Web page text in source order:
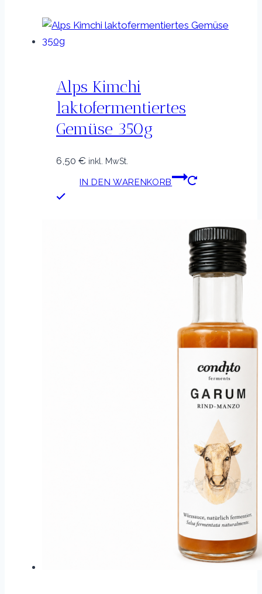
Alps Kimchi
laktofermentiertes
Gemüse 350g
6,50 € inkl. MwSt.
IN DEN WARENKORB